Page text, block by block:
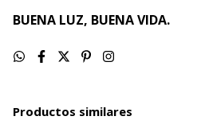
BUENA LUZ, BUENA VIDA.
Productos similares